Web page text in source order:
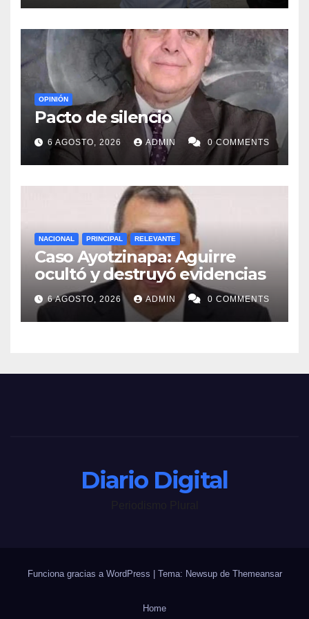
OPINIÓN
Pacto de silencio
6 AGOSTO, 2026 ADMIN 0 COMMENTS
NACIONAL PRINCIPAL RELEVANTE
Caso Ayotzinapa: Aguirre
ocultó y destruyó evidencias
6 AGOSTO, 2026 ADMIN 0 COMMENTS
Diario Digital
Funciona gracias a WordPress Tema: Newsup de Themeansar
Home